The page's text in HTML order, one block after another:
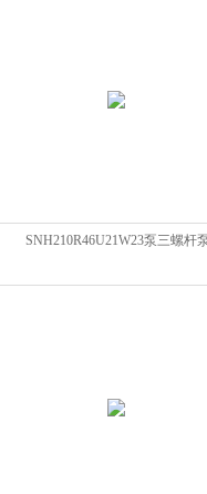
SNH210R46U21W23泵三螺杆